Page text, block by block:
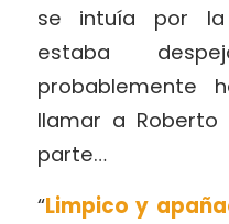
se intuía por la
estaba
probablemente
llamar a Roberto
parte…
“Limpico y